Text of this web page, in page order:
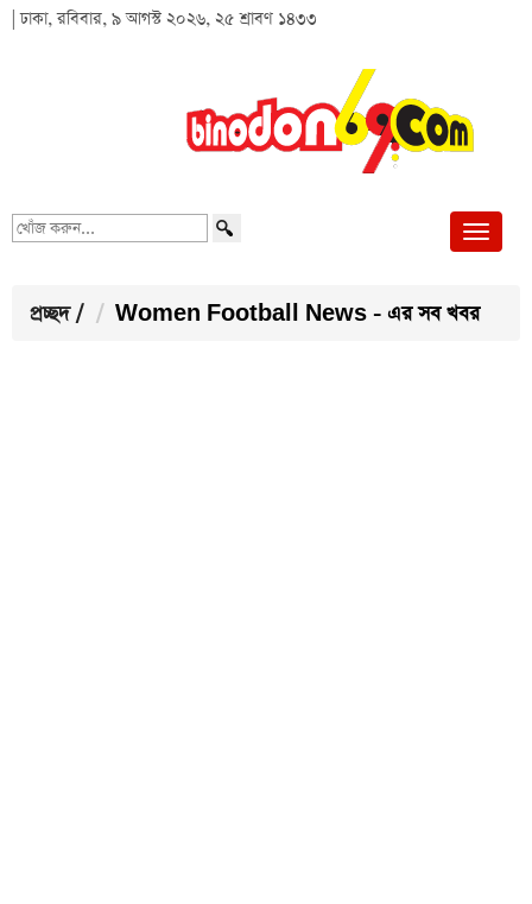
| ঢাকা, রবিবার, ৯ আগস্ট ২০২৬, ২৫ শ্রাবণ ১৪৩৩
খোঁজ
প্রচ্ছদ / Women Football News - এর সব খবর